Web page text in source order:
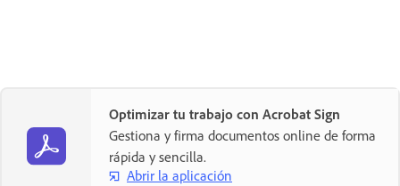
Optimizar tu trabajo con Acrobat Sign
Gestiona y firma documentos online de forma
rápida y sencilla.
Abrir la aplicación